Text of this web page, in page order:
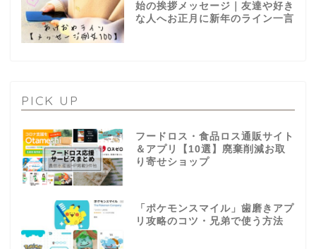
始の挨拶メッセージ｜友達や好き
な人へお正月に新年のライン一言
PICK UP
フードロス・食品ロス通販サイト
＆アプリ【10選】廃棄削減お取
り寄せショップ
「ポケモンスマイル」歯磨きアプ
リ攻略のコツ・兄弟で使う方法